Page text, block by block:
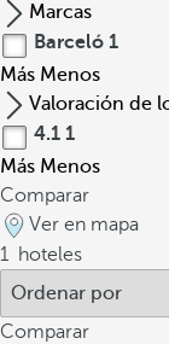
Marcas
Barceló 1
Más Menos
Valoración de
4.1 1
Más Menos
Comparar
Ver en mapa
1 hoteles
Comparar